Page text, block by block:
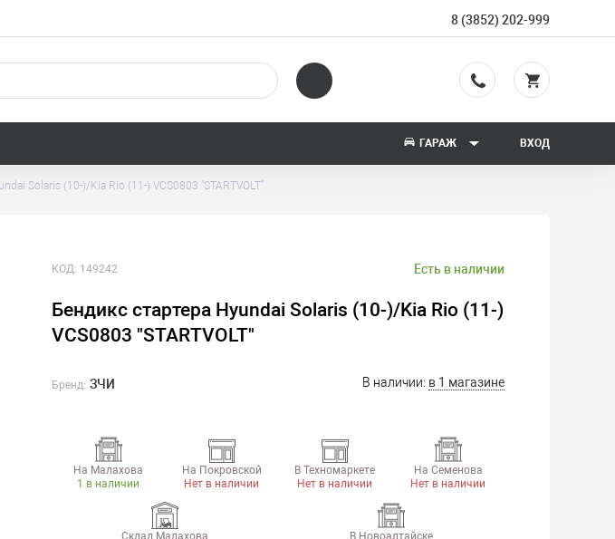
8 (3852) 202-999
ГАРАЖ ВХОД
Solaris (10-)/Kia Rio (11-) VCS0803 "STARTVOLT"
КОД: 149242 Есть в наличии
Бендикс стартера Hyundai Solaris (10-)/Kia Rio (11-)
VCS0803 "STARTVOLT"
Бренд: ЗЧИ В наличии: в 1 магазине
На Малахова
1 в наличии
На Покровской
Нет в наличии
В Техномаркете
Нет в наличии
На Семенова
Нет в наличии
Склад Малахова
В Новоалтайске